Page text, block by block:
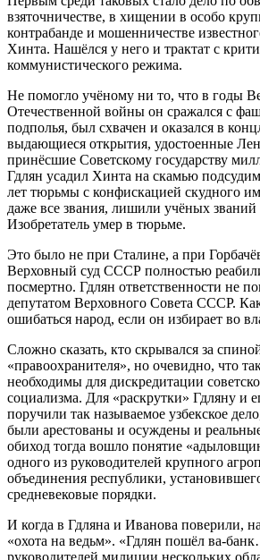
взяточничестве, в хищении в особо
контрабанде и мошенничестве
Хинта. Нашёлся у него и трактат с
коммунистического режима.
Не помогло учёному ни то, что в годы
Отечественной войны он сражался с
подполья, был схвачен и оказался в
выдающиеся открытия, удостоенные
принёсшие Советскому государству
Гдлян усадил Хинта на скамью
лет тюрьмы с конфискацией скудного
даже все звания, лишили учёных званий
Изобретатель умер в тюрьме.
Это было не при Сталине, а при
Верховный суд СССР полностью
посмертно. Гдлян ответственности не
депутатом Верховного Совета СССР.
ошибаться народ, если он избирает во
Сложно сказать, кто скрывался за
«правоохранителя», но очевидно, что
необходимы для дискредитации
социализма. Для «раскрутки» Гдляну и
поручили так называемое узбекское
были арестованы и осуждены и
обиход тогда вошло понятие
одного из руководителей крупного
объединения республики,
средневековые порядки.
И когда в Гдляна и Иванова поверили,
«охота на ведьм». «Гдлян пошёл ва-
руководителей милиции нескольких